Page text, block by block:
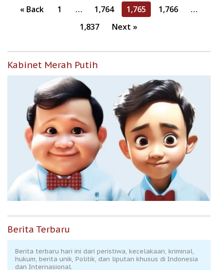
Posts
« Back 1 … 1,764 1,765 1,766
…
1,837
Next »
Kabinet Merah Putih
Berita Terbaru
Berita terbaru hari ini dari peristiwa, kecelakaan, kriminal,
hukum, berita unik, Politik, dan liputan khusus di Indonesia
dan Internasional.